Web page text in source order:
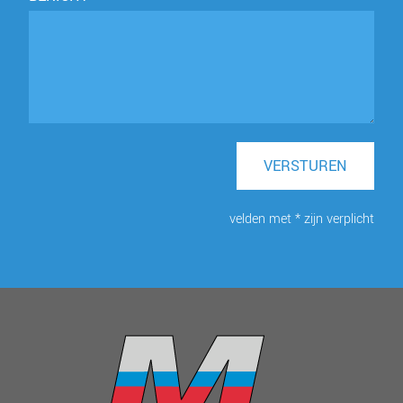
VERSTUREN
velden met * zijn verplicht